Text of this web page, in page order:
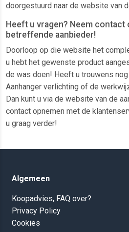
doorgestuurd naar de website van
Heeft u vragen? Neem contact
betreffende aanbieder!
Doorloop op die website het
u hebt het gewenste product
de was doen! Heeft u trouwens
Aanhanger verlichting of de
Dan kunt u via de website van de
contact opnemen met de
u graag verder!
Algemeen
Koopadvies, FAQ over?
Privacy Policy
Cookies